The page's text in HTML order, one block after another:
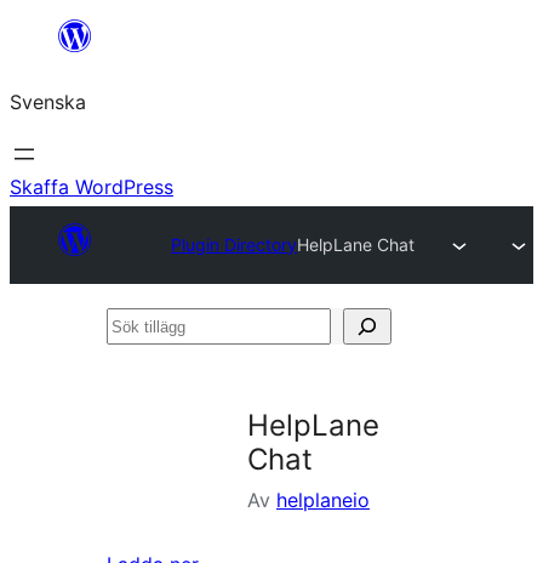
Hoppa
innehåll
Svenska
Skaffa WordPress
Plugin DirectoryHelpLane Chat
Sök
HelpLane
Chat
Av helplaneio